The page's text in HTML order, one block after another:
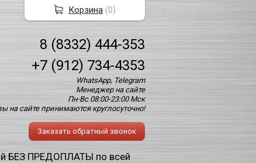
8 (8332) 444-353
+7 (912) 734-4353
WhatsApp, Telegram
Менеджер на сайте
Пн-Вс 08:00-23:00 Мск
на сайте принимаются круглосуточно!
Заказать обратный звонок
БЕЗ ПРЕДОПЛАТЫ по всей
Корзина (0)